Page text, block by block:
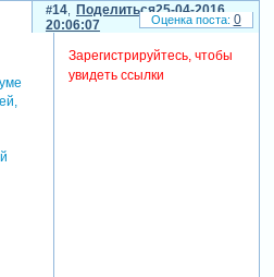
Поделиться
14
25-04-2016
20:06:07
Зарегистрируйтесь, чтобы
увидеть ссылки
0